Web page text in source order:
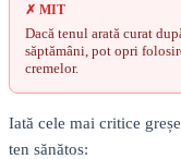
✗ MIT
Dacă tenul arată curat
săptămâni, pot opri
cremelor.
Iată cele mai critice
ten sănătos: